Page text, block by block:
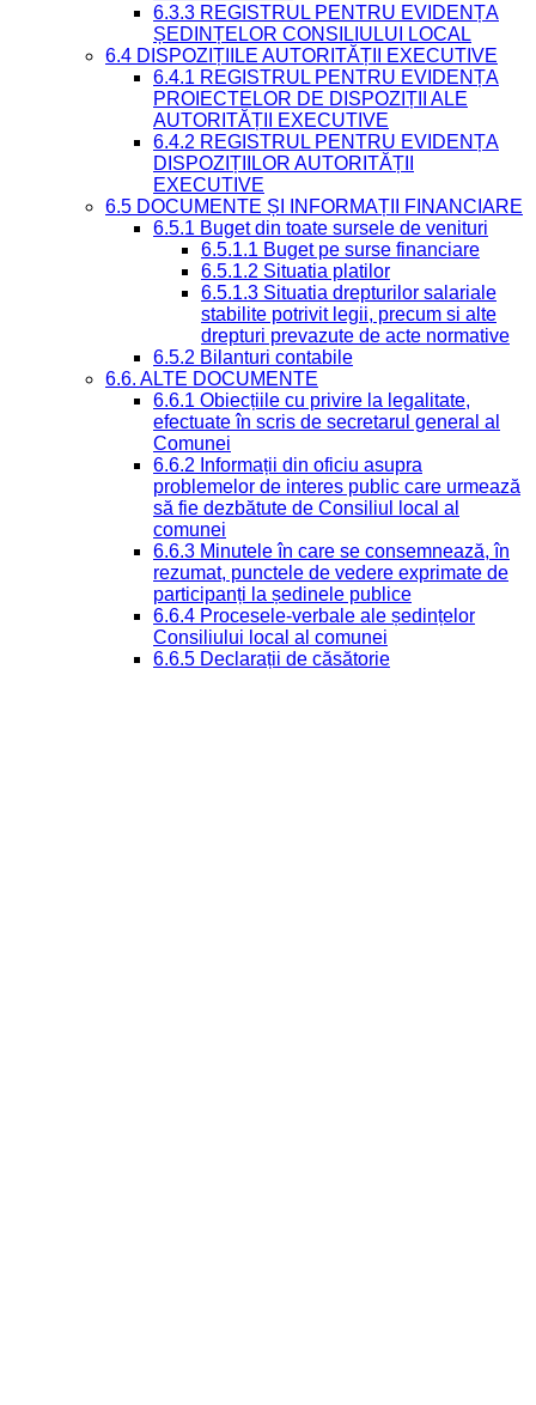
6.3.3 REGISTRUL PENTRU EVIDENȚA
ȘEDINȚELOR CONSILIULUI LOCAL
6.4 DISPOZIȚIILE AUTORITĂȚII EXECUTIVE
6.4.1 REGISTRUL PENTRU EVIDENȚA
PROIECTELOR DE DISPOZIȚII ALE
AUTORITĂȚII EXECUTIVE
6.4.2 REGISTRUL PENTRU EVIDENȚA
DISPOZIȚIILOR AUTORITĂȚII
EXECUTIVE
6.5 DOCUMENTE ȘI INFORMAȚII FINANCIARE
6.5.1 Buget din toate sursele de venituri
6.5.1.1 Buget pe surse financiare
6.5.1.2 Situatia platilor
6.5.1.3 Situatia drepturilor salariale
stabilite potrivit legii, precum si alte
drepturi prevazute de acte normative
6.5.2 Bilanturi contabile
6.6. ALTE DOCUMENTE
6.6.1 Obiecțiile cu privire la legalitate,
efectuate în scris de secretarul general al
Comunei
6.6.2 Informații din oficiu asupra
problemelor de interes public care urmează
să fie dezbătute de Consiliul local al
comunei
6.6.3 Minutele în care se consemnează, în
rezumat, punctele de vedere exprimate de
participanți la ședinele publice
6.6.4 Procesele-verbale ale ședințelor
Consiliului local al comunei
6.6.5 Declarații de căsătorie